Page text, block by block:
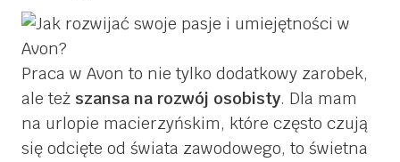
Praca w Avon to nie tylko dodatkowy zarobek,
ale też szansa na rozwój osobisty. Dla mam
na urlopie macierzyńskim, które często czują
się odcięte od świata zawodowego, to świetna